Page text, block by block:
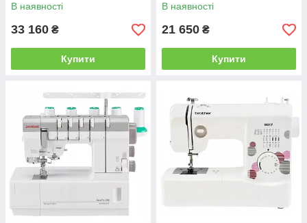
В наявності
33 160 ₴
Купити
В наявності
21 650 ₴
Купити